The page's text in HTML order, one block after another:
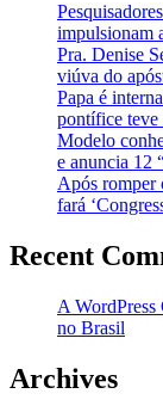
impulsionam
Pra. Denise
viúva do
Papa é
pontífice teve
Modelo
e anuncia 12
Após romper
fará
Recent
A WordPress
no Brasil
Archives